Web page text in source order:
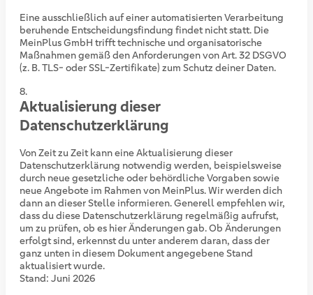
Eine ausschließlich auf einer automatisierten Verarbeitung
beruhende Entscheidungsfindung findet nicht statt. Die
MeinPlus GmbH trifft technische und organisatorische
Maßnahmen gemäß den Anforderungen von Art. 32 DSGVO
(z. B. TLS- oder SSL-Zertifikate) zum Schutz deiner Daten.
Aktualisierung dieser
Datenschutzerklärung
Von Zeit zu Zeit kann eine Aktualisierung dieser
Datenschutzerklärung notwendig werden, beispielsweise
durch neue gesetzliche oder behördliche Vorgaben sowie
neue Angebote im Rahmen von MeinPlus. Wir werden dich
dann an dieser Stelle informieren. Generell empfehlen wir,
dass du diese Datenschutzerklärung regelmäßig aufrufst,
um zu prüfen, ob es hier Änderungen gab. Ob Änderungen
erfolgt sind, erkennst du unter anderem daran, dass der
ganz unten in diesem Dokument angegebene Stand
aktualisiert wurde.
Stand: Juni 2026